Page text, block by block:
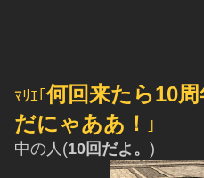
ﾏﾘｴ｢何回来たら10
だにゃああ！
｣
中の人(10回だよ。 )